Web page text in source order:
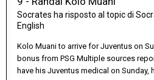
Socrates ha risposto al topic di
English
Kolo Muani to arrive for Juventus on
bonus from PSG Multiple sources
have his Juventus medical on Sunday,